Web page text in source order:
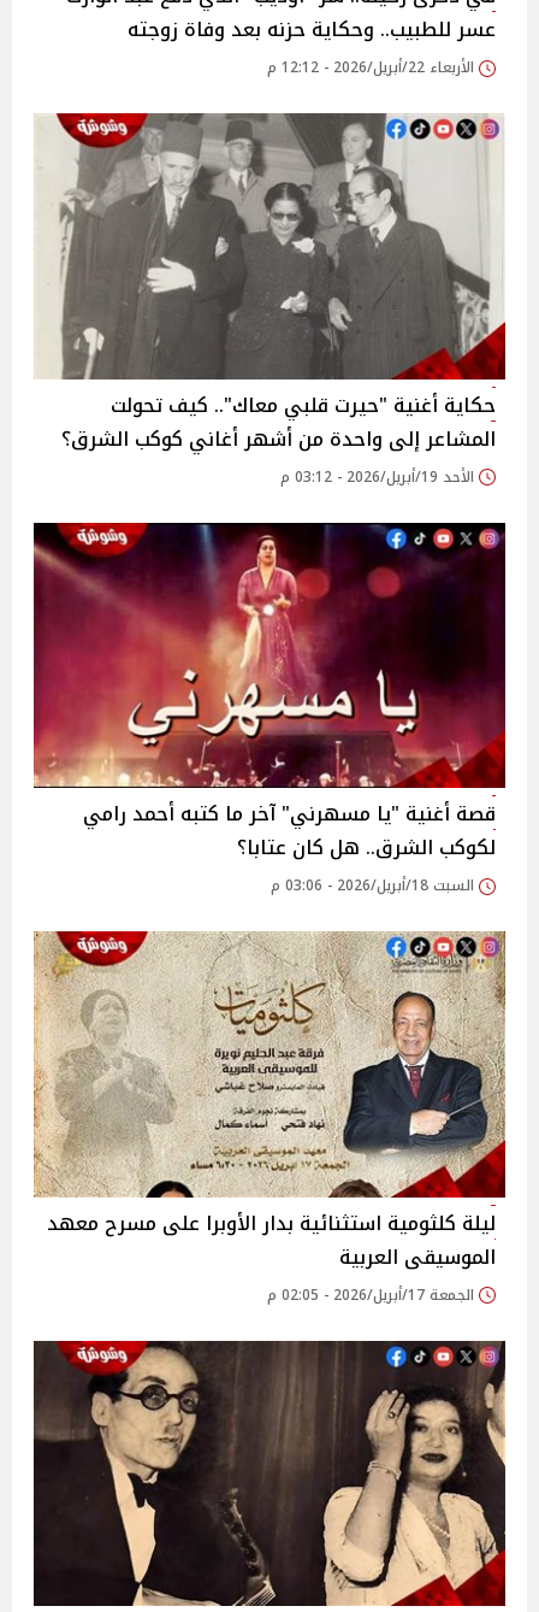
عسر للطبيب.. وحكاية حزنه بعد وفاة زوجته
الأربعاء 22/أبريل/2026 - 12:12 م
حكاية أغنية "حيرت قلبي معاك".. كيف تحولت
المشاعر إلى واحدة من أشهر أغاني كوكب الشرق؟
الأحد 19/أبريل/2026 - 03:12 م
قصة أغنية "يا مسهرني" آخر ما كتبه أحمد رامي
لكوكب الشرق.. هل كان عتابا؟
السبت 18/أبريل/2026 - 03:06 م
ليلة كلثومية استثنائية بدار الأوبرا على مسرح معهد
الموسيقى العربية
الجمعة 17/أبريل/2026 - 02:05 م